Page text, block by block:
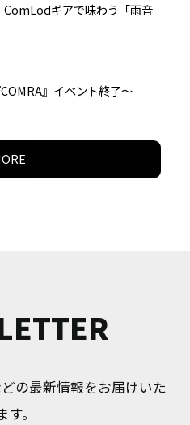
ギアで味わう「雨音
』イベント終了～
の最新情報をお届けいた
す。